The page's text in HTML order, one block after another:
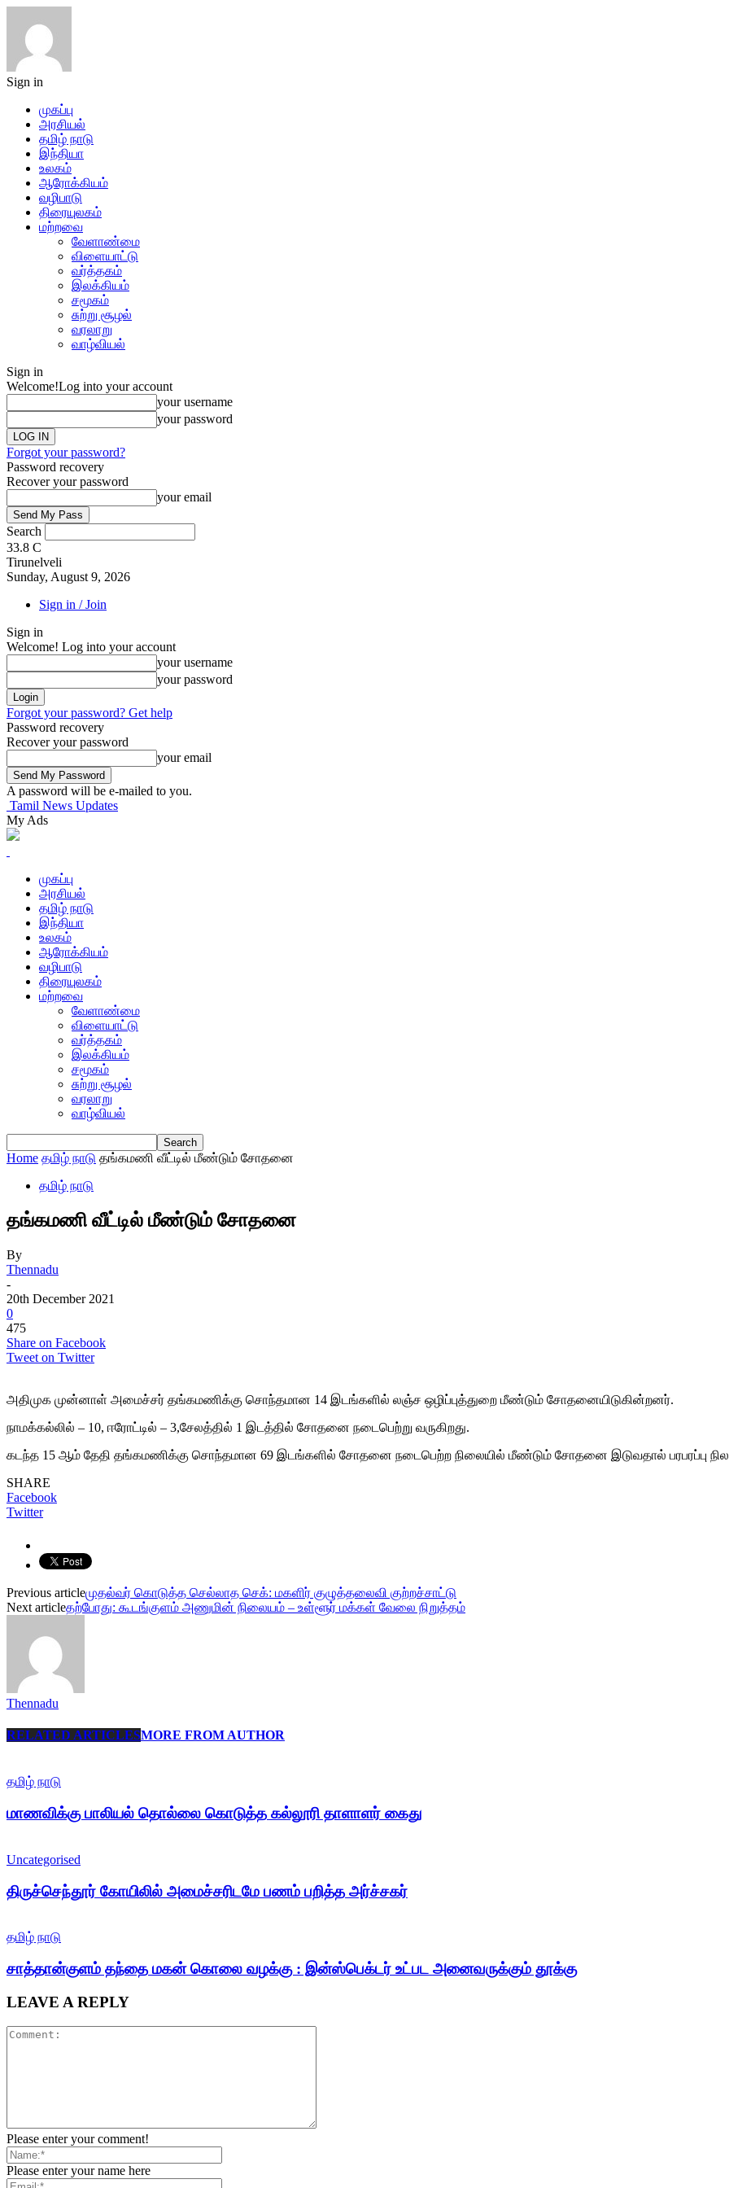
Sign in
முகப்பு
அரசியல்
தமிழ் நாடு
இந்தியா
உலகம்
ஆரோக்கியம்
வழிபாடு
திரையுலகம்
மற்றவை
வேளாண்மை
விளையாட்டு
வர்த்தகம்
இலக்கியம்
சமூகம்
சுற்று சூழல்
வரலாறு
வாழ்வியல்
Sign in
Welcome!Log into your account
your username
your password
Forgot your password?
Password recovery
Recover your password
your email
Search
33.8 C
Tirunelveli
Sunday, August 9, 2026
Sign in / Join
Sign in
Welcome! Log into your account
your username
your password
Forgot your password? Get help
Password recovery
Recover your password
your email
A password will be e-mailed to you.
Tamil News Updates
My Ads
முகப்பு
அரசியல்
தமிழ் நாடு
இந்தியா
உலகம்
ஆரோக்கியம்
வழிபாடு
திரையுலகம்
மற்றவை
வேளாண்மை
விளையாட்டு
வர்த்தகம்
இலக்கியம்
சமூகம்
சுற்று சூழல்
வரலாறு
வாழ்வியல்
Home தமிழ் நாடு தங்கமணி வீட்டில் மீண்டும் சோதனை
தமிழ் நாடு
தங்கமணி வீட்டில் மீண்டும் சோதனை
By
Thennadu
-
20th December 2021
0
475
Share on Facebook
Tweet on Twitter
அதிமுக முன்னாள் அமைச்சர் தங்கமணிக்கு சொந்தமான 14 இடங்களில் லஞ்ச ஒழிப்புத்துறை மீண்டும் சோதனையிடுகின்றனர்.
நாமக்கல்லில் – 10, ஈரோட்டில் – 3,சேலத்தில் 1 இடத்தில் சோதனை நடைபெற்று வருகிறது.
கடந்த 15 ஆம் தேதி தங்கமணிக்கு சொந்தமான 69 இடங்களில் சோதனை நடைபெற்ற நிலையில் மீண்டும் சோதனை இடுவதால் பரபரப்பு
SHARE
Facebook
Twitter
Previous articleமுதல்வர் கொடுத்த செல்லாத செக்: மகளிர் குழுத்தலைவி குற்றச்சாட்டு
Next articleதற்போது: கூடங்குளம் அணுமின் நிலையம் – உள்ளூர் மக்கள் வேலை நிறுத்தம்
Thennadu
RELATED ARTICLESMORE FROM AUTHOR
தமிழ் நாடு
மாணவிக்கு பாலியல் தொல்லை கொடுத்த கல்லூரி தாளாளர் கைது
Uncategorised
திருச்செந்தூர் கோயிலில் அமைச்சரிடமே பணம் பறித்த அர்ச்சகர்
தமிழ் நாடு
சாத்தான்குளம் தந்தை மகன் கொலை வழக்கு : இன்ஸ்பெக்டர் உட்பட அனைவருக்கும் தூக்கு
LEAVE A REPLY
Please enter your comment!
Please enter your name here